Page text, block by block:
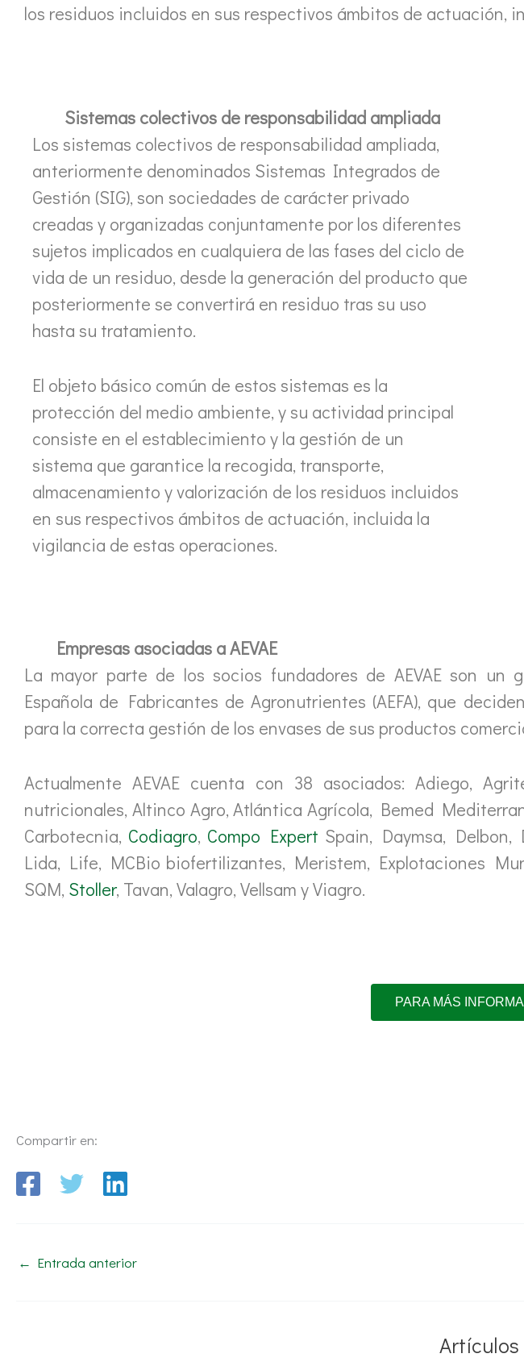
los residuos incluidos en sus respectivos ámbitos de actuación,
Sistemas colectivos de responsabilidad ampliada
Los sistemas colectivos de responsabilidad ampliada,
anteriormente denominados Sistemas Integrados de
Gestión (SIG), son sociedades de carácter privado
creadas y organizadas conjuntamente por los diferentes
sujetos implicados en cualquiera de las fases del ciclo de
vida de un residuo, desde la generación del producto que
posteriormente se convertirá en residuo tras su uso
hasta su tratamiento.
El objeto básico común de estos sistemas es la
protección del medio ambiente, y su actividad principal
consiste en el establecimiento y la gestión de un
sistema que garantice la recogida, transporte,
almacenamiento y valorización de los residuos incluidos
en sus respectivos ámbitos de actuación, incluida la
vigilancia de estas operaciones.
Empresas asociadas a AEVAE
La mayor parte de los socios fundadores de AEVAE son un
Española de Fabricantes de Agronutrientes (AEFA), que
para la correcta gestión de los envases de sus productos
Actualmente AEVAE cuenta con 38 asociados: Adiego,
nutricionales, Altinco Agro, Atlántica Agrícola, Bemed
Carbotecnia, Codiagro, Compo Expert Spain, Daymsa, Delbon,
Lida, Life, MCBio biofertilizantes, Meristem, Explotaciones
SQM, Stoller, Tavan, Valagro, Vellsam y Viagro.
PARA MÁS
Compartir en:
← Entrada anterior